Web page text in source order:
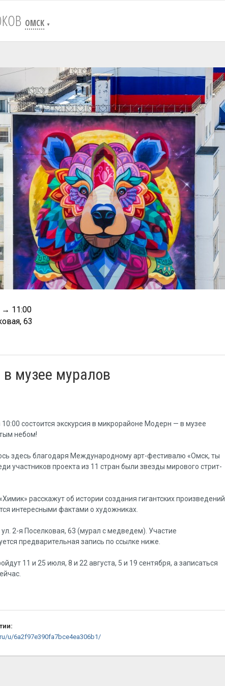
ОМСК ▼
→ 11:00
63
в музее муралов
состоится экскурсия в микрорайоне Модерн — в музее
небом!
здесь благодаря Международному арт-фестивалю «Омск, ты
участников проекта из 11 стран были звезды мирового стрит-
расскажут об истории создания гигантских произведений
интересными фактами о художниках.
2-я Поселковая, 63 (мурал с медведем). Участие
предварительная запись по ссылке ниже.
11 и 25 июля, 8 и 22 августа, 5 и 19 сентября, а записаться
u/6a2f97e390fa7bce4ea306b1/